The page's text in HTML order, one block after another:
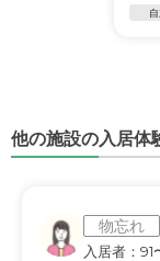
他の施設の入居体
物忘れ
入居者：